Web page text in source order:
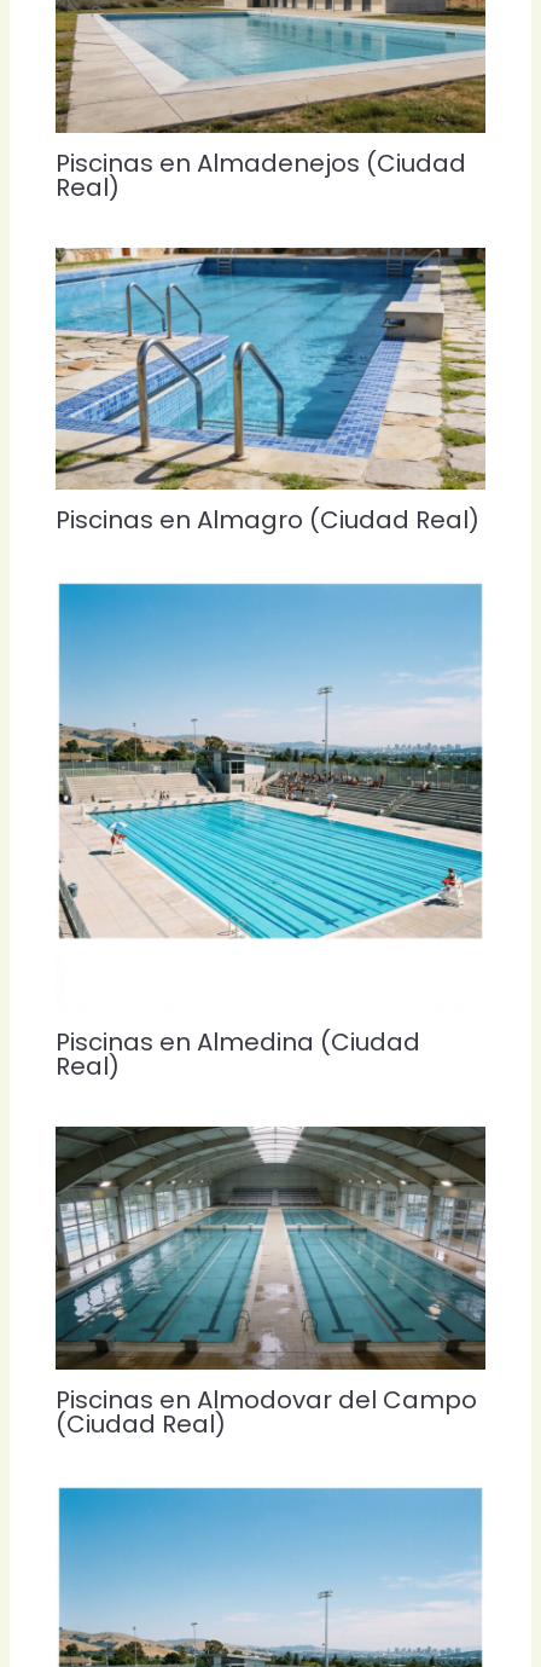
Piscinas en Almadenejos (Ciudad
Real)
Piscinas en Almagro (Ciudad Real)
Piscinas en Almedina (Ciudad
Real)
Piscinas en Almodovar del Campo
(Ciudad Real)